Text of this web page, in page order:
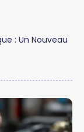
: Un Nouveau